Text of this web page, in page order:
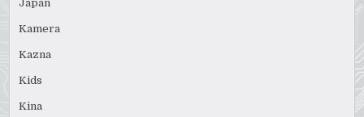
Japan
Kamera
Kazna
Kids
Kina